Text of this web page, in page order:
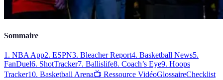
Sommaire
1. NBA App2. ESPN3. Bleacher Report4. Basketball News5.
FanDuel6. ShotTracker7. Ballislife8. Coach’s Eye9. Hoops
Tracker10. Basketball Arena📺 Ressource VidéoGlossaireChecklist